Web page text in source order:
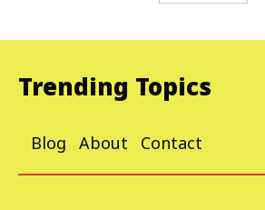
Trending Topics
Blog About Contact